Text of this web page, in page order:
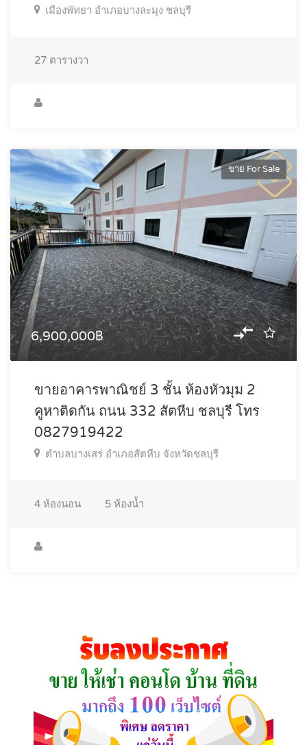
เมืองพัทยา อำเภอบางละมุง ชลบุรี
27 ตารางวา
ขาย For Sale
6,900,000฿
ขายอาคารพาณิชย์ 3 ชั้น ห้องหัวมุม 2
คูหาติดกัน ถนน 332 สัตหีบ ชลบุรี โทร
0827919422
ตำบลบางเสร่ อำเภอสัตหีบ จังหวัดชลบุรี
4 ห้องนอน 5 ห้องน้ำ